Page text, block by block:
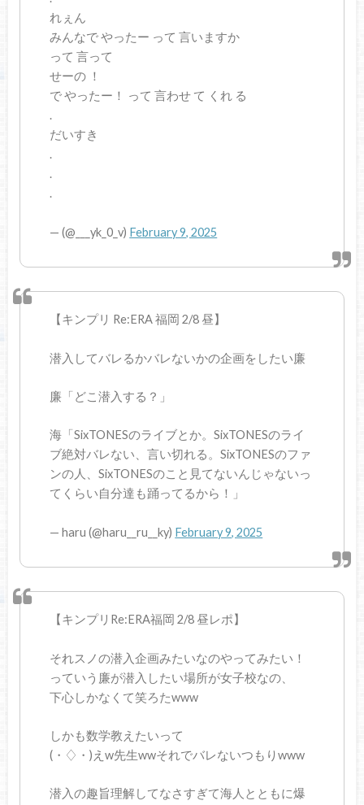
れぇん
みんなで やったー って 言いますか
って 言って
せーの ！
で やったー！ って 言わせ て くれ る
.
だいすき
.
.
.
— (@___yk_0_v) February 9, 2025
【キンプリ Re:ERA 福岡 2/8 昼】
潜入してバレるかバレないかの企画をしたい廉
廉「どこ潜入する？」
海「SixTONESのライブとか。SixTONESのライ
ブ絶対バレない、言い切れる。SixTONESのファ
ンの人、SixTONESのこと見てないんじゃないっ
てくらい自分達も踊ってるから！」
— haru (@haru__ru__ky) February 9, 2025
【キンプリRe:ERA福岡 2/8 昼レポ】
それスノの潜入企画みたいなのやってみたい！
っていう廉が潜入したい場所が女子校なの、
下心しかなくて笑ろたwww
しかも数学教えたいって
(・♢・)えw先生wwそれでバレないつもりwww
潜入の趣旨理解してなさすぎて海人とともに爆